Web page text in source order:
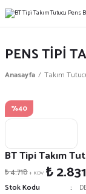
PENS TİPİ
Anasayfa Takım
%40
BT Tipi Takım
₺ 4.718+ KDV ₺ 2.831
Stok Kodu